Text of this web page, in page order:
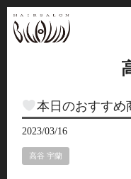
本日のおすすめ
2023/03/16
高谷 宇蘭